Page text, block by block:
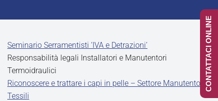
Seminario Serramentisti ‘IVA e Detrazioni’
Responsabilità legali Installatori e Manutentori
Termoidraulici
Riconoscere e trattare i capi in pelle – Settore Manutentori
Tessili
CONTATTACI ONLINE